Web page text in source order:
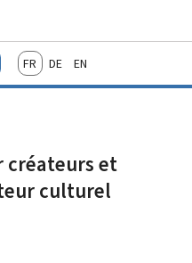
FrançaisDeutschEnglish
créateurs et
culturel